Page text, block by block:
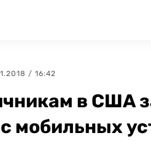
/ 16:42
в США
мобильных